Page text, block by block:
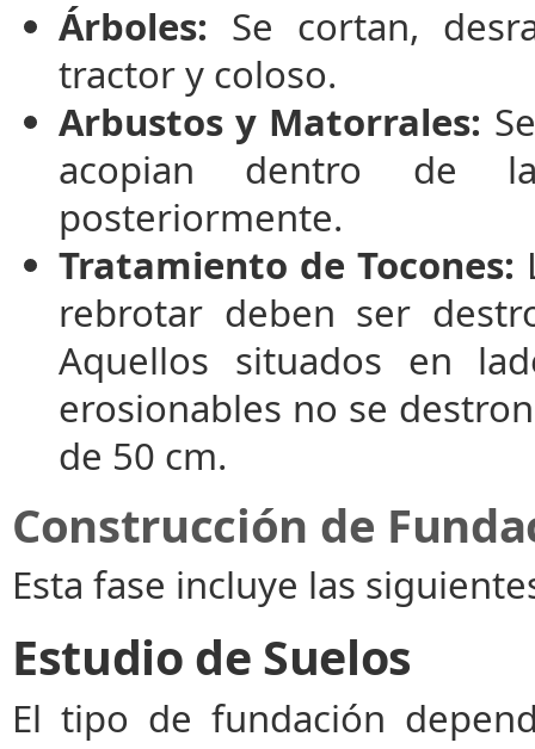
Árboles: Se cortan,
tractor y coloso.
Arbustos y Matorrales:
acopian dentro de
posteriormente.
Tratamiento de Tocones:
rebrotar deben ser
Aquellos situados en
erosionables no se
de 50 cm.
Construcción de
Esta fase incluye las
Estudio de Suelos
El tipo de fundación